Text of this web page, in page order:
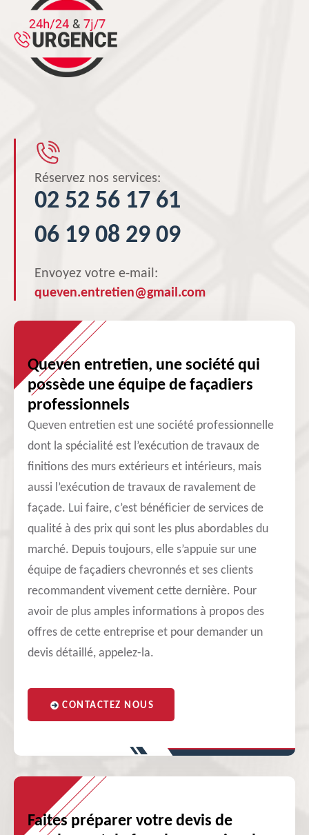
Réservez nos services:
02 52 56 17 61
06 19 08 29 09
Envoyez votre e-mail:
queven.entretien@gmail.com
Queven entretien, une société qui
possède une équipe de façadiers
professionnels
Queven entretien est une société professionnelle
dont la spécialité est l’exécution de travaux de
finitions des murs extérieurs et intérieurs, mais
aussi l’exécution de travaux de ravalement de
façade. Lui faire, c’est bénéficier de services de
qualité à des prix qui sont les plus abordables du
marché. Depuis toujours, elle s’appuie sur une
équipe de façadiers chevronnés et ses clients
recommandent vivement cette dernière. Pour
avoir de plus amples informations à propos des
offres de cette entreprise et pour demander un
devis détaillé, appelez-la.
CONTACTEZ NOUS
Faites préparer votre devis de